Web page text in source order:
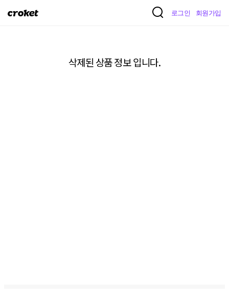
크
로그인 회원가입
삭제된 상품 정보 입니다.